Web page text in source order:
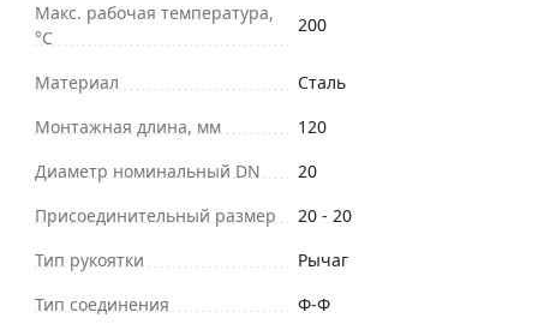
Макс. рабочая температура,
°С
200
Материал
Сталь
Монтажная длина, мм
120
Диаметр номинальный DN
20
Присоединительный размер
20 - 20
Тип рукоятки
Рычаг
Тип соединения
Ф-Ф